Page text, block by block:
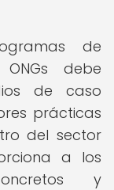
de
debe
de caso
prácticas
del sector
a los
y